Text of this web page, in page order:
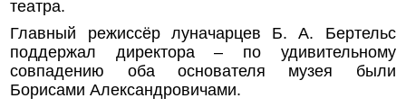
театра.
Главный режиссёр луначарцев Б. А. Бертельс
поддержал директора – по удивительному
совпадению оба основателя музея были
Борисами Александровичами.